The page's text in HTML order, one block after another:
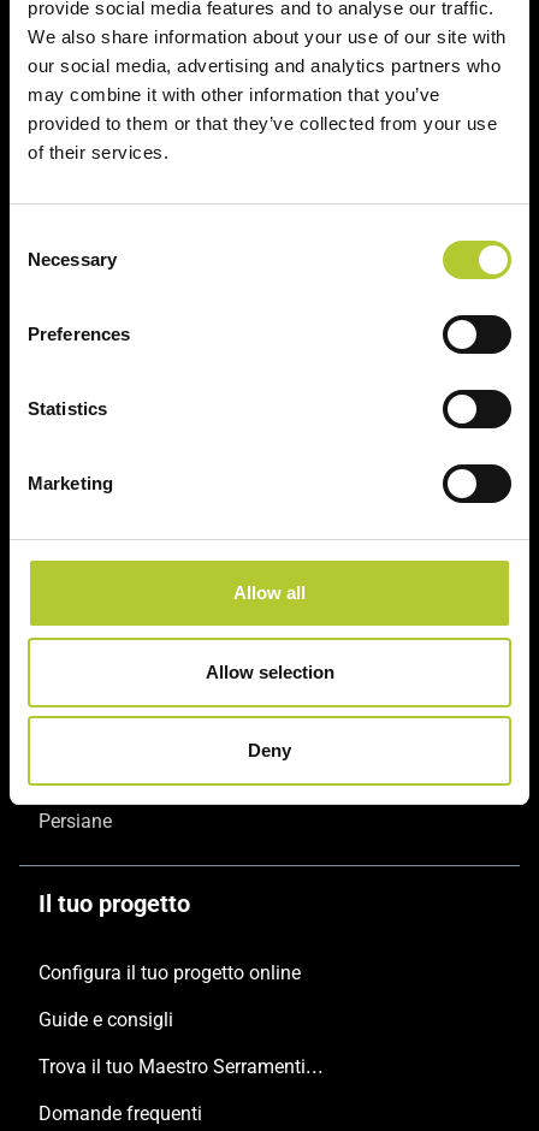
provide social media features and to analyse our traffic.
We also share information about your use of our site with
our social media, advertising and analytics partners who
may combine it with other information that you’ve
provided to them or that they’ve collected from your use
of their services.
Selection
Necessary
Preferences
Statistics
Marketing
Allow all
Allow selection
Deny
Ci prendiamo cura dei nostri clienti
Soluzioni sostenibili
Prodotti
Finestre
Persiane
Il tuo progetto
Configura il tuo progetto online
Guide e consigli
Trova il tuo Maestro Serramentista Domal
Domande frequenti